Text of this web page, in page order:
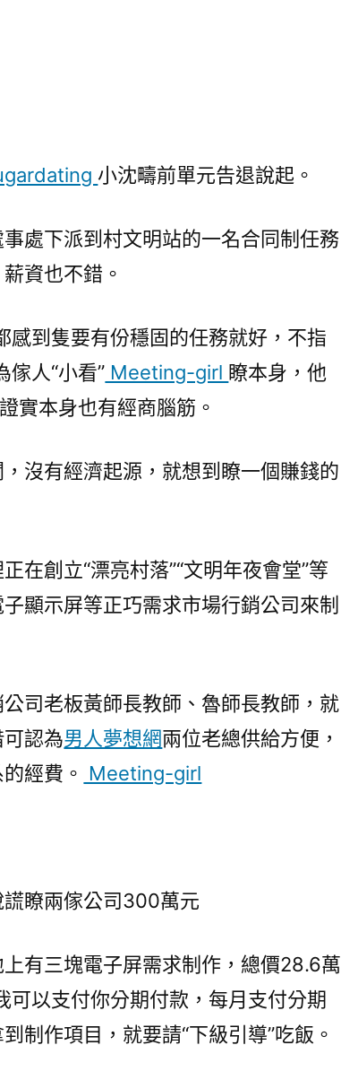
小沈疇前單元告退說起。
處下派到村文明站的一名合同制任務
資也不錯。
感到隻要有份穩固的任務就好，不指
傢人“小看” Meeting-girl 瞭本身，他
實本身也有經商腦筋。
沒有經濟起源，就想到瞭一個賺錢的
在創立“漂亮村落”“文明年夜會堂”等
顯示屏等正巧需求市場行銷公司來制
司老板黃師長教師、魯師長教師，就
認為男人夢想網兩位老總供給方便，
經費。 Meeting-girl
瞭兩傢公司300萬元
有三塊電子屏需求制作，總價28.6萬
可以支付你分期付款，每月支付分期
制作項目，就要請“下級引導”吃飯。